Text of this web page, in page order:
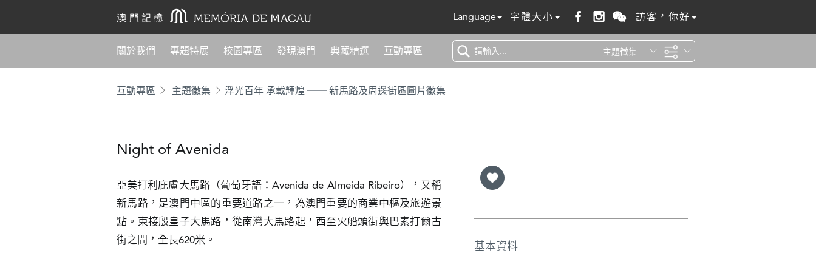
Language 字體大小 訪客，你好
關於我們 專題特展 校園專區 發現澳門 典藏精選 互動專區 主題徵集
互動專區 主題徵集 浮光百年 承載輝煌 ── 新馬路及周邊街區圖片徵集
Night of Avenida
亞美打利庇盧大馬路（葡萄牙語：Avenida de Almeida Ribeiro），又稱
新馬路，是澳門中區的重要道路之一，為澳門重要的商業中樞及旅遊景
點。東接殷皇子大馬路，從南灣大馬路起，西至火船頭街與巴素打爾古
街之間，全長620米。
基本資料